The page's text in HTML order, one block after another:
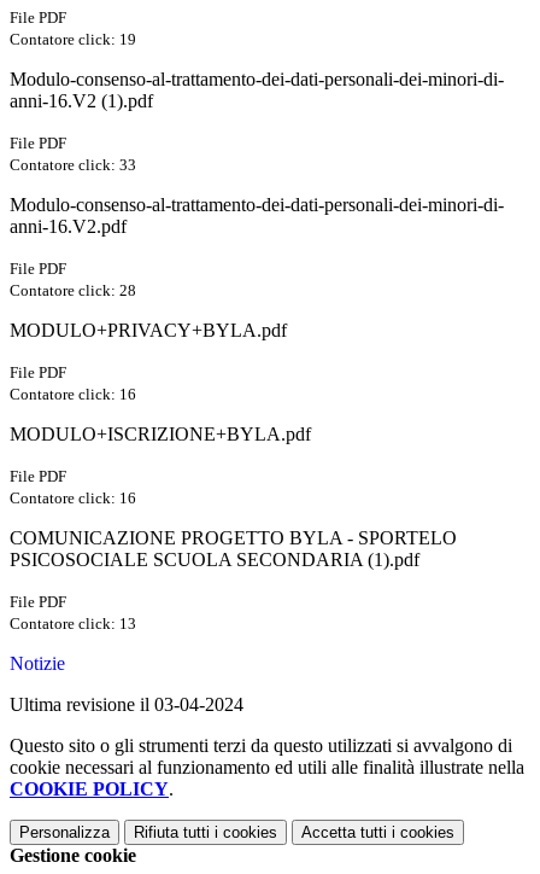
File PDF
Contatore click: 19
Modulo-consenso-al-trattamento-dei-dati-personali-dei-minori-di-
anni-16.V2 (1).pdf
File PDF
Contatore click: 33
Modulo-consenso-al-trattamento-dei-dati-personali-dei-minori-di-
anni-16.V2.pdf
File PDF
Contatore click: 28
MODULO+PRIVACY+BYLA.pdf
File PDF
Contatore click: 16
MODULO+ISCRIZIONE+BYLA.pdf
File PDF
Contatore click: 16
COMUNICAZIONE PROGETTO BYLA - SPORTELO
PSICOSOCIALE SCUOLA SECONDARIA (1).pdf
File PDF
Contatore click: 13
Notizie
Ultima revisione il 03-04-2024
Questo sito o gli strumenti terzi da questo utilizzati si avvalgono di
cookie necessari al funzionamento ed utili alle finalità illustrate nella
COOKIE POLICY.
Personalizza Rifiuta tutti i cookies Accetta tutti i cookies
Gestione cookie